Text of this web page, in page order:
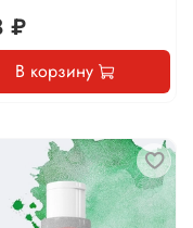
₽
В корзину